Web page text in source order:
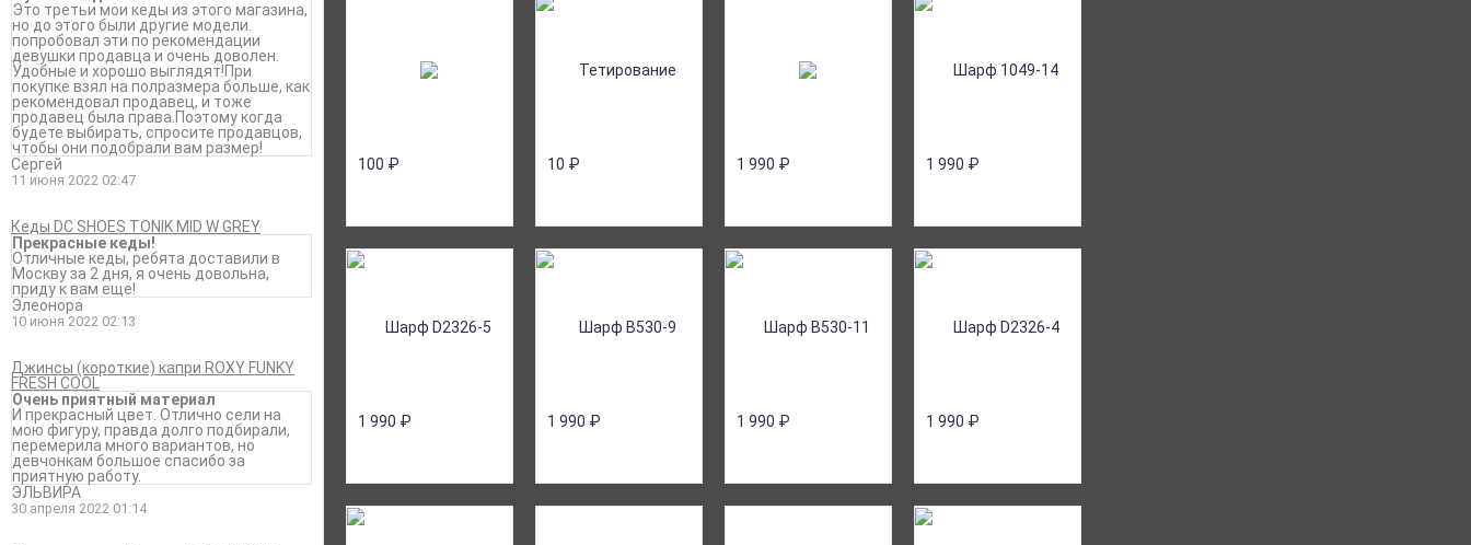
Это третьи мои кеды из этого магазина,
но до этого были другие модели.
попробовал эти по рекомендации
девушки продавца и очень доволен.
Удобные и хорошо выглядят!При
покупке взял на полразмера больше, как
рекомендовал продавец, и тоже
продавец была права.Поэтому когда
будете выбирать, спросите продавцов,
чтобы они подобрали вам размер!
Сергей
11 июня 2022 02:47
Кеды DC SHOES TONIK MID W GREY
Прекрасные кеды!
Отличные кеды, ребята доставили в
Москву за 2 дня, я очень довольна,
приду к вам еще!
Элеонора
10 июня 2022 02:13
Джинсы (короткие) капри ROXY FUNKY
FRESH COOL
Очень приятный материал
И прекрасный цвет. Отлично сели на
мою фигуру, правда долго подбирали,
перемерила много вариантов, но
девчонкам большое спасибо за
приятную работу.
ЭЛЬВИРА
30 апреля 2022 01:14
100 ₽ 10 ₽ 1 990 ₽ 1 990 ₽
1 990 ₽ 1 990 ₽ 1 990 ₽ 1 990 ₽